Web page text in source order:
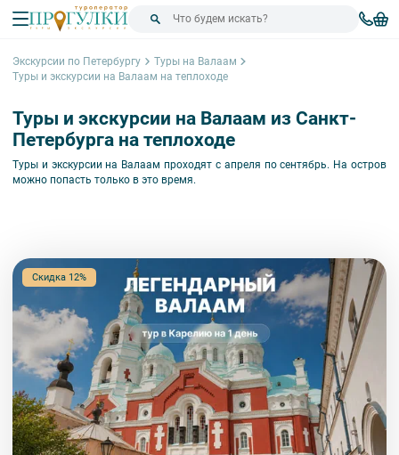
Экскурсии по Петербургу
Туры на Валаам
Туры и экскурсии на Валаам на теплоходе
Туры и экскурсии на Валаам из Санкт-
Петербурга на теплоходе
Туры и экскурсии на Валаам проходят с апреля по сентябрь. На остров
можно попасть только в это время.
Скидка 12%